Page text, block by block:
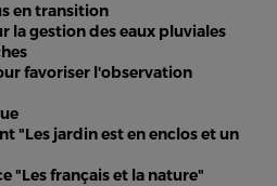
en transition
la gestion des eaux pluviales
favoriser l'observation
"Les jardin est en enclos et un
"Les français et la nature"